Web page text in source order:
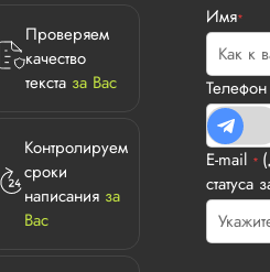
Проверяем
качество
текста за Вас
Контролируем
сроки
написания за
Вас
Имя*
E-mail *
статуса